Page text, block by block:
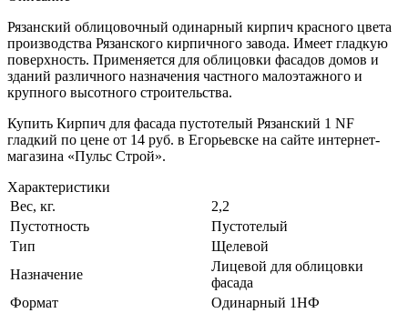
Рязанский облицовочный одинарный кирпич красного цвета
производства Рязанского кирпичного завода. Имеет гладкую
поверхность. Применяется для облицовки фасадов домов и
зданий различного назначения частного малоэтажного и
крупного высотного строительства.
Купить Кирпич для фасада пустотелый Рязанский 1 NF
гладкий по цене от 14 руб. в Егорьевске на сайте интернет-
магазина «Пульс Строй».
Характеристики
Вес, кг.
2,2
Пустотность
Пустотелый
Тип
Щелевой
Назначение
Лицевой для облицовки
фасада
Формат
Одинарный 1НФ